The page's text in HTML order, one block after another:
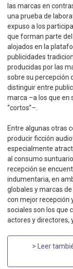
las marcas en
una prueba de
expuso a los
que forman parte
alojados en la
publicidades
producidas por las
sobre su percepción
distinguir entre
marca –a los que en
“cortos”–.
Entre algunas otras
producir ficción
especialmente
al consumo
recepción se
indumentaria, en
globales y marcas
con mejor recepción
sociales son los que
actores y directores,
> Leer